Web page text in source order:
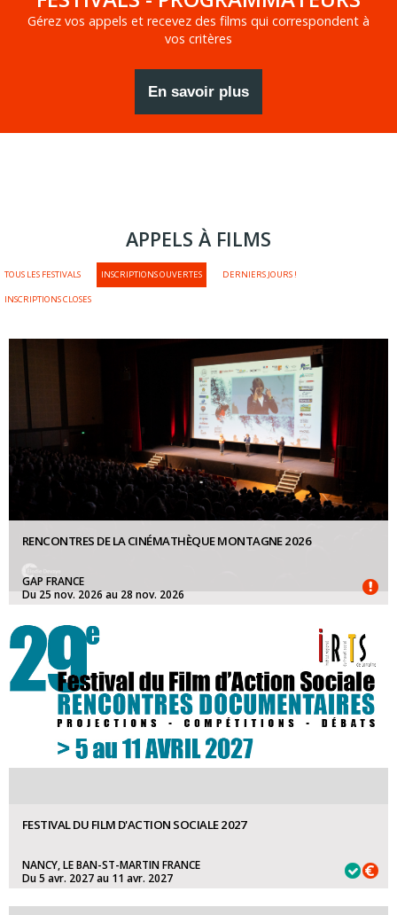
Gérez vos appels et recevez des films qui correspondent à
vos critères
En savoir plus
APPELS À FILMS
TOUS LES FESTIVALS INSCRIPTIONS OUVERTES DERNIERS JOURS !
INSCRIPTIONS CLOSES
RENCONTRES DE LA CINÉMATHÈQUE MONTAGNE 2026
GAP FRANCE
Du 25 nov. 2026 au 28 nov. 2026
FESTIVAL DU FILM D'ACTION SOCIALE 2027
NANCY, LE BAN-ST-MARTIN FRANCE
Du 5 avr. 2027 au 11 avr. 2027
DOCUMENTAIRE SOCIAL:31 août 2026